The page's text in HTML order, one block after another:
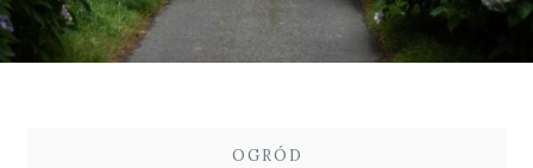
OGRÓD